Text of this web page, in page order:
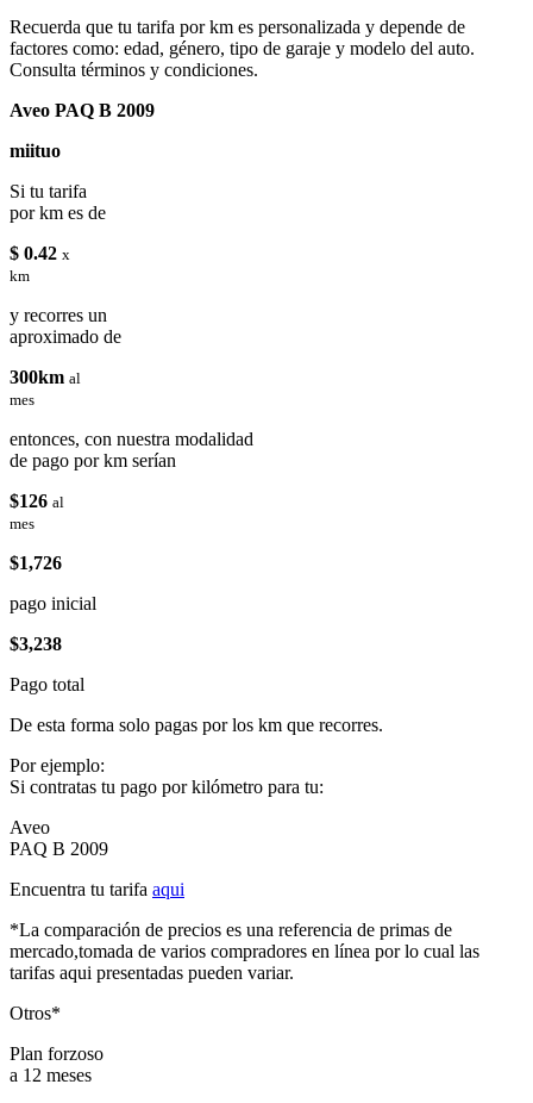
Recuerda que tu tarifa por km es personalizada y depende de
factores como: edad, género, tipo de garaje y modelo del auto.
Consulta términos y condiciones.
Aveo PAQ B 2009
miituo
Si tu tarifa
por km es de
$ 0.42 x
km
y recorres un
aproximado de
300km al
mes
entonces, con nuestra modalidad
de pago por km serían
$126 al
mes
$1,726
pago inicial
$3,238
Pago total
De esta forma solo pagas por los km que recorres.
Por ejemplo:
Si contratas tu pago por kilómetro para tu:
Aveo
PAQ B 2009
Encuentra tu tarifa aqui
*La comparación de precios es una referencia de primas de
mercado,tomada de varios compradores en línea por lo cual las
tarifas aqui presentadas pueden variar.
Otros*
Plan forzoso
a 12 meses